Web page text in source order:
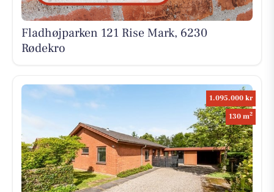
Fladhøjparken 121 Rise Mark, 6230
Rødekro
1.095.000 kr
130 m2